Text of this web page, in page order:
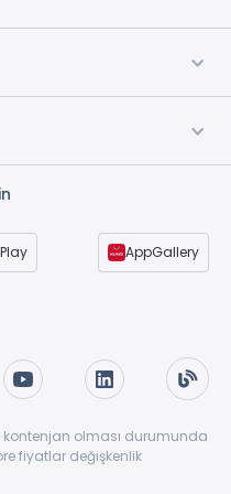
AppGallery
olması durumunda
fiyatlar değişkenlik